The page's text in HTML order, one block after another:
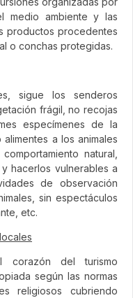
medio ambiente y las
productos procedentes
o conchas protegidas.
sigue los senderos
frágil, no recojas
especímenes de la
a los animales
natural,
hacerlos vulnerables a
de observación
sin espectáculos
etc.
del turismo
según las normas
religiosos cubriendo